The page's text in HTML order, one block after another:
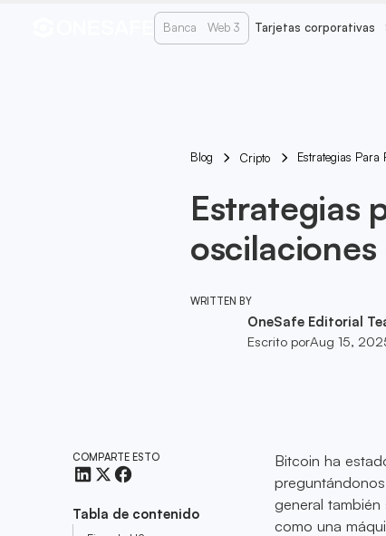
Banca Web 3 Tarjetas corporativas
Blog Cripto Estrategias Para
Estrategias
WRITTEN BY
OneSafe Editorial
Escrito porAug 15,
COMPARTE ESTO
Tabla de contenido
Bitcoin ha
general
como una